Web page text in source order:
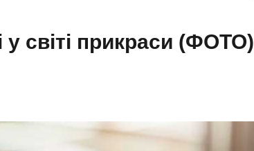
світі прикраси (ФОТО)